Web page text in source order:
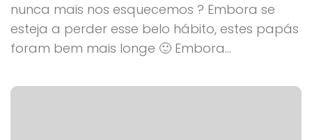
nunca mais nos esquecemos ? Embora se
esteja a perder esse belo hábito, estes papás
foram bem mais longe 🙂 Embora...